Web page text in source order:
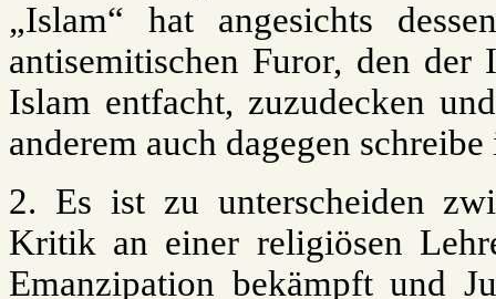
„Islam“ hat angesichts
antisemitischen Furor, den der
Islam entfacht, zuzudecken
anderem auch dagegen
2. Es ist zu unterscheiden
Kritik an einer religiösen
Emanzipation bekämpft und